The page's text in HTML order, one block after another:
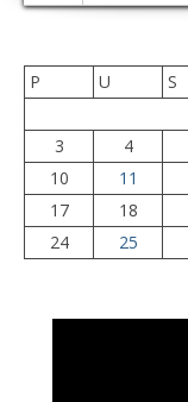
P
U S
3
4
10
11
17
18
24
25